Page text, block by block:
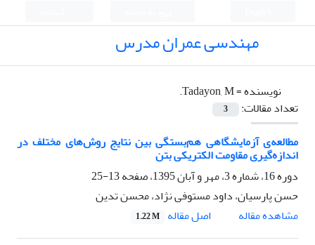
مهندسی عمران مدرس
نویسنده =Tadayon, M.
تعداد مقالات:
3
مطالعه‌ی‌ آزمایشگاهی هم‌بستگی بین نتایج روش‌های مختلف در
اندازه‌گیری مقاومت الکتریکی بتن
دوره 16، شماره 3، مهر و آبان 1395، صفحه
13-25
حسن پارسیان، داود مستوفی نژاد، محسن تدین
مشاهده مقاله
اصل مقاله 1.22 M